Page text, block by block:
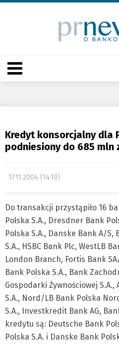
Kredyt konsorcjalny dla
podniesiony do 685 mln
17.11.2004 (14:19)
Do transakcji przystąpiło 16
Polska S.A., Dresdner Bank
Polska S.A., Danske Bank A/
S.A., HSBC Bank Plc, WestLB
London Branch, Fortis Bank
Bank Polska S.A., Bank
Gospodarki Żywnościowej S.A.,
S.A., Nord/LB Bank Polska
S.A., Investkredit Bank AG,
kredytu są: Deutsche Bank
Polska S.A. i Danske Bank